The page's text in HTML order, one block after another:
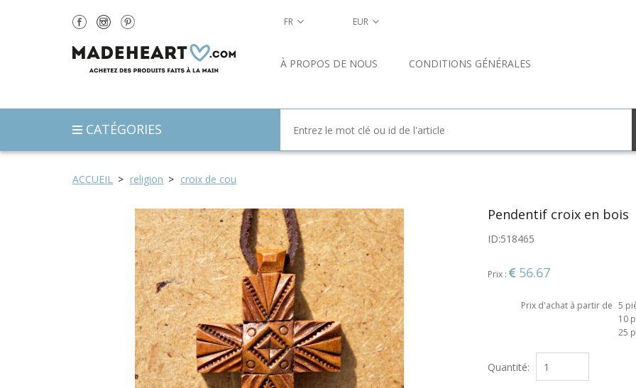
ACCUEIL religion croix de cou
Pendentif croix en bois
ID:518465
Prix : 56.67
Prix d'achat à partir de 5
10
25
Quantité:
FR EUR
À PROPOS DE NOUS CONDITIONS GÉNÉRALES
CATÉGORIES